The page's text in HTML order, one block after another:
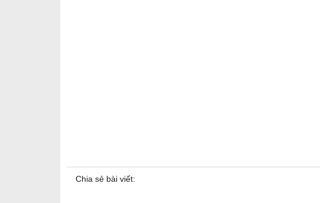
Chia sẻ bài viết: